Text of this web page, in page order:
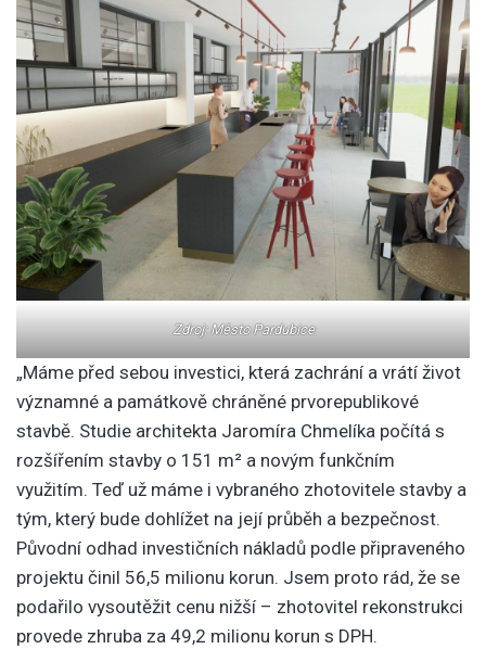
Zdroj: Město Pardubice
„Máme před sebou investici, která zachrání a vrátí život
významné a památkově chráněné prvorepublikové
stavbě. Studie architekta Jaromíra Chmelíka počítá s
rozšířením stavby o 151 m² a novým funkčním
využitím. Teď už máme i vybraného zhotovitele stavby a
tým, který bude dohlížet na její průběh a bezpečnost.
Původní odhad investičních nákladů podle připraveného
projektu činil 56,5 milionu korun. Jsem proto rád, že se
podařilo vysoutěžit cenu nižší – zhotovitel rekonstrukci
provede zhruba za 49,2 milionu korun s DPH.